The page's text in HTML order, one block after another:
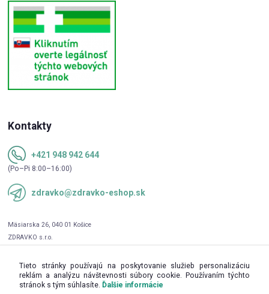
Kontakty
+421 948 942 644
(Po–Pi 8:00–16:00)
zdravko@zdravko-eshop.sk
Tieto stránky používajú na poskytovanie služieb personalizáciu
reklám a analýzu návštevnosti súbory cookie. Používaním týchto
stránok s tým súhlasíte. Ďalšie informácie